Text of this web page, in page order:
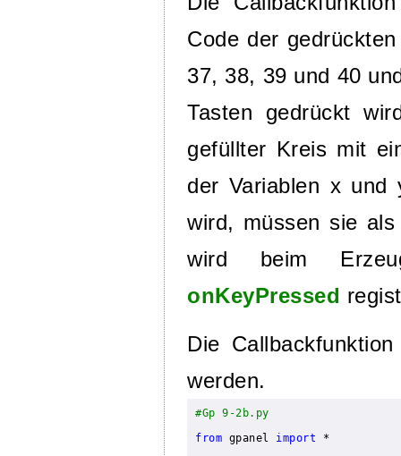
Code der
37, 38, 39 und 40
Tasten gedrückt
gefüllter Kreis mit
der Variablen x
wird, müssen sie
wird beim
onKeyPressed
Die
werden.
#Gp 9-2b.py
from gpanel import *